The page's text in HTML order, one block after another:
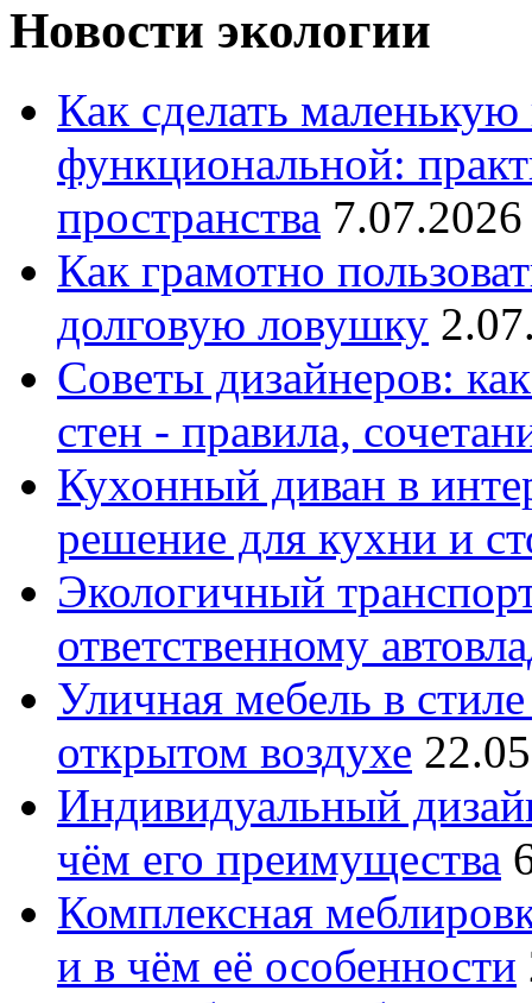
Новости экологии
Как сделать
функциональной:
пространства
Как грамотно
долговую ловушку
Советы дизайнеров:
стен - правила,
Кухонный диван в
решение для кухни и
Экологичный
ответственному
Уличная мебель в
открытом воздухе
Индивидуальный
чём его преимущества
Комплексная
и в чём её особенности